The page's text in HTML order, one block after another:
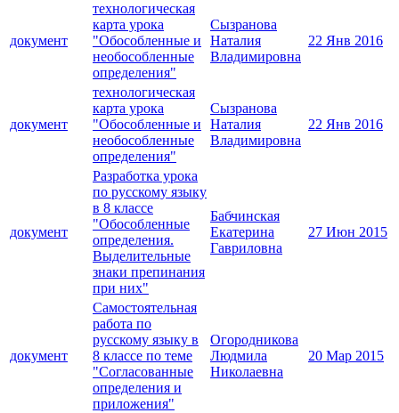
документ
технологическая
карта урока
"Обособленные и
необособленные
определения"
Сызранова
Наталия
Владимировна
22 Янв 2016
документ
технологическая
карта урока
"Обособленные и
необособленные
определения"
Сызранова
Наталия
Владимировна
22 Янв 2016
документ
Разработка урока
по русскому языку
в 8 классе
"Обособленные
определения.
Выделительные
знаки препинания
при них"
Бабчинская
Екатерина
Гавриловна
27 Июн 2015
документ
Самостоятельная
работа по
русскому языку в
8 классе по теме
"Согласованные
определения и
приложения"
Огородникова
Людмила
Николаевна
20 Мар 2015